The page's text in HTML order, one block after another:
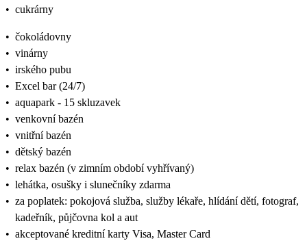
• cukrárny
• čokoládovny
• vinárny
• irského pubu
• Excel bar (24/7)
• aquapark - 15 skluzavek
• venkovní bazén
• vnitřní bazén
• dětský bazén
• relax bazén (v zimním období vyhřívaný)
• lehátka, osušky i slunečníky zdarma
• za poplatek: pokojová služba, služby lékaře, hlídání dětí, fotograf,
kadeřník, půjčovna kol a aut
• akceptované kreditní karty Visa, Master Card